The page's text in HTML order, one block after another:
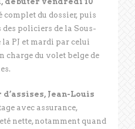
complet du dossier, puis
policiers de la Sous-
PJ et mardi par celui
charge du volet belge de
Jean-Louis
avec assurance,
nette, notamment quand